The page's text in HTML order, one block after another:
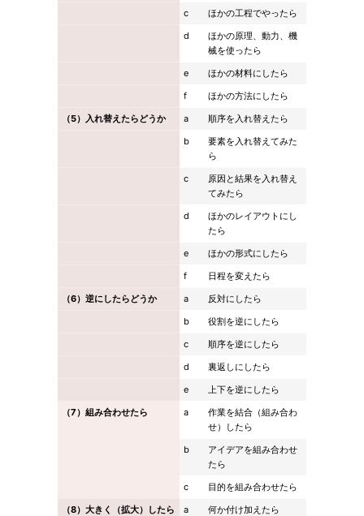
c
ほかの工程でやったら
d
ほかの原理、動力、機
械を使ったら
e
ほかの材料にしたら
f
ほかの方法にしたら
（5）入れ替えたらどうか
a
順序を入れ替えたら
b
要素を入れ替えてみた
ら
c
原因と結果を入れ替え
てみたら
d
ほかのレイアウトにし
たら
e
ほかの形式にしたら
f
日程を変えたら
（6）逆にしたらどうか
a
反対にしたら
b
役割を逆にしたら
c
順序を逆にしたら
d
裏返しにしたら
e
上下を逆にしたら
（7）組み合わせたら
a
作業を結合（組み合わ
せ）したら
b
アイデアを組み合わせ
たら
c
目的を組み合わせたら
（8）大きく（拡大）したら
a
何か付け加えたら